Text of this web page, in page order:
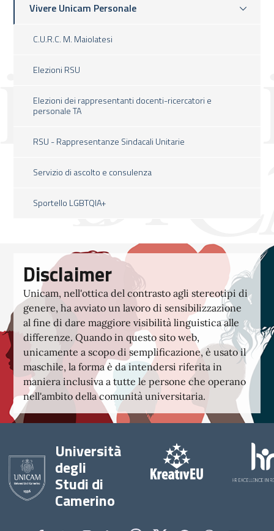
Vivere Unicam Personale
C.U.R.C. M. Maiolatesi
Elezioni RSU
Elezioni dei rappresentanti docenti-ricercatori e
personale TA
RSU - Rappresentanze Sindacali Unitarie
Servizio di ascolto e consulenza
Sportello LGBTQIA+
Disclaimer
Unicam, nell'ottica del contrasto agli stereotipi di
genere, ha avviato un lavoro di sensibilizzazione
al fine di dare maggiore visibilità linguistica alle
differenze. Quando in questo sito web,
unicamente a scopo di semplificazione, è usato il
maschile, la forma è da intendersi riferita in
maniera inclusiva a tutte le persone che operano
nell'ambito della comunità universitaria.
Università
degli
Studi di
Camerino